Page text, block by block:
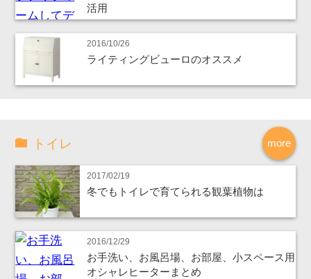
活用
2016/10/26
ライティングビューロのオススメ
more
トイレ
2017/02/19
冬でもトイレで育てられる観葉植物は
2016/12/29
お手洗い、お風呂場、お部屋、小スペース用
オシャレヒーターまとめ